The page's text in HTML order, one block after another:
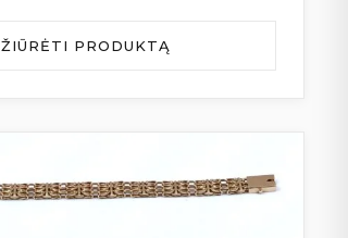
ŽIŪRĖTI PRODUKTĄ